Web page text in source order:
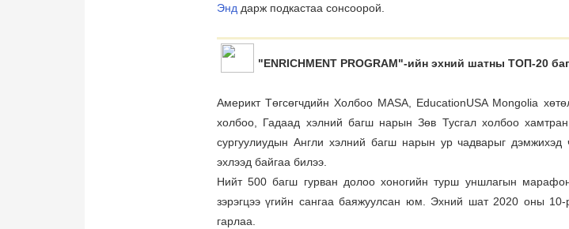
Энд дарж подкастаа сонсоорой.
"ENRICHMENT PROGRAM"-ийн эхний шатны ТОП-20
Америкт Төгсөгчдийн Холбоо MASA, EducationUSA Mongolia
холбоо, Гадаад хэлний багш нарын Зөв Тусгал холбоо
сургуулиудын Англи хэлний багш нарын ур чадварыг дэмжихэд
эхлээд байгаа билээ.
Нийт 500 багш гурван долоо хоногийн турш уншлагын
зэрэгцээ үгийн сангаа баяжуулсан юм. Эхний шат 2020 оны
гарлаа.